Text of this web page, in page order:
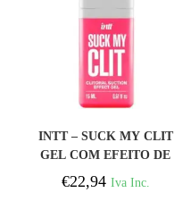
INTT – SUCK MY CLIT
GEL COM EFEITO DE
SUCÇÃO MORANGO
SILVESTRE 15 ML
€22,94 Iva Inc.